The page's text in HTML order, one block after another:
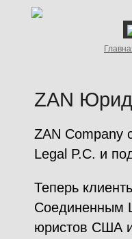
ZAN
ZAN Company
Legal P.C. и
Теперь
Соединенным
юристов США